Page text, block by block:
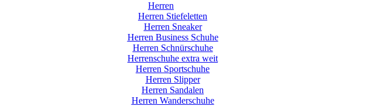
Herren
Herren Stiefeletten
Herren Sneaker
Herren Business Schuhe
Herren Schnürschuhe
Herrenschuhe extra weit
Herren Sportschuhe
Herren Slipper
Herren Sandalen
Herren Wanderschuhe